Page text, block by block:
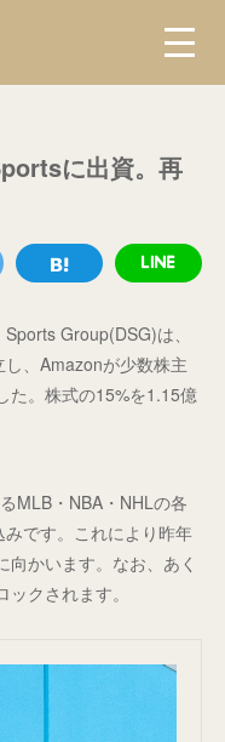
に出資。再
Group(DSG)は、
、Amazonが少数株主
た。株式の15%を1.15億
MLB・NBA・NHLの各
です。これにより昨年
かいます。なお、あく
クされます。